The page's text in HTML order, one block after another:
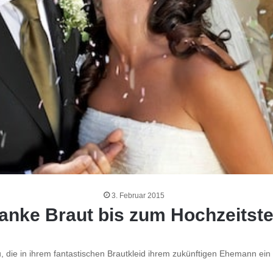
3. Februar 2015
Braut bis zum
in ihrem fantastischen Brautkleid ihrem zukünftigen Ehemann